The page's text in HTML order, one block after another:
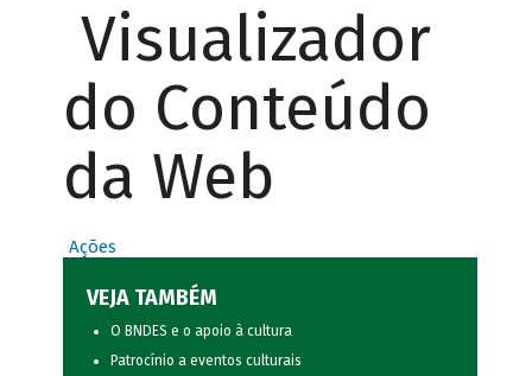
Visualizador
do Conteúdo
da Web
Ações
VEJA TAMBÉM
O BNDES e o apoio à cultura
Patrocínio a eventos culturais